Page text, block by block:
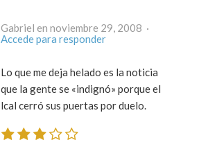
Gabriel en noviembre 29, 2008 ·
Accede para responder
Lo que me deja helado es la noticia
que la gente se «indignó» porque el
lcal cerró sus puertas por duelo.